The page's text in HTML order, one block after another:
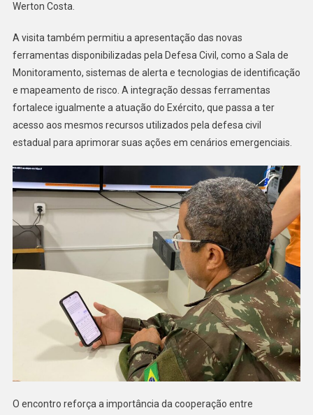
Werton Costa.
A visita também permitiu a apresentação das novas
ferramentas disponibilizadas pela Defesa Civil, como a Sala de
Monitoramento, sistemas de alerta e tecnologias de identificação
e mapeamento de risco. A integração dessas ferramentas
fortalece igualmente a atuação do Exército, que passa a ter
acesso aos mesmos recursos utilizados pela defesa civil
estadual para aprimorar suas ações em cenários emergenciais.
O encontro reforça a importância da cooperação entre